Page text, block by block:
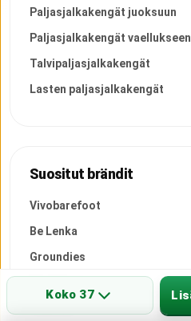
Koko 37
Paljasjalkakengät juoksuun
Paljasjalkakengät vaellukseen
Talvipaljasjalkakengät
Lasten paljasjalkakengät
Suositut brändit
Vivobarefoot
Be Lenka
Groundies